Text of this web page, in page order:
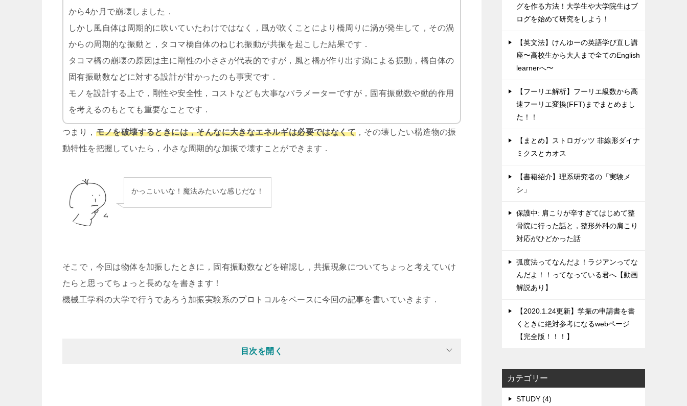
から4か月で崩壊しました．
しかし風自体は周期的に吹いていたわけではなく，風が吹くことにより橋周りに渦が発生して，その渦
からの周期的な振動と，タコマ橋自体のねじれ振動が共振を起こした結果です．
タコマ橋の崩壊の原因は主に剛性の小ささが代表的ですが，風と橋が作り出す渦による振動，橋自体の
固有振動数などに対する設計が甘かったのも事実です．
モノを設計する上で，剛性や安全性，コストなども大事なパラメーターですが，固有振動数や動的作用
を考えるのもとても重要なことです．
つまり， モノを破壊するときには，そんなに大きなエネルギは必要ではなくて ，その壊したい構造物の振
動特性を把握していたら，小さな周期的な加振で壊すことができます．
かっこいいな！魔法みたいな感じだな！
そこで，今回は物体を加振したときに，固有振動数などを確認し，共振現象についてちょっと考えていけ
たらと思ってちょっと長めなを書きます！
機械工学科の大学で行うであろう加振実験系のプロトコルをベースに今回の記事を書いていきます．
目次を開く
グを作る方法！大学生や大学院生はブ
ログを始めて研究をしよう！
【英文法】けんゆーの英語学び直し講
座〜高校生から大人まで全てのEnglish
learnerへ〜
【フーリエ解析】フーリエ級数から高
速フーリエ変換(FFT)までまとめまし
た！！
【まとめ】ストロガッツ 非線形ダイナ
ミクスとカオス
【書籍紹介】理系研究者の「実験メ
シ」
保護中: 肩こりが辛すぎてはじめて整
骨院に行った話と，整形外科の肩こり
対応がひどかった話
弧度法ってなんだよ！ラジアンってな
んだよ！！ってなっている君へ【動画
解説あり】
【2020.1.24更新】学振の申請書を書
くときに絶対参考になるwebページ
【完全版！！！】
カテゴリー
STUDY (4)